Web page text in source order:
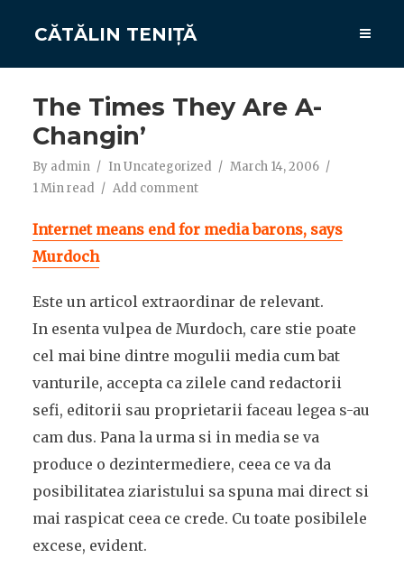
CĂTĂLIN TENIȚĂ
The Times They Are A-
Changin’
By admin InUncategorized
March 14, 2006
1 Min read
Add comment
Internet means end for media barons, says
Murdoch
Este un articol extraordinar de relevant.
In esenta vulpea de Murdoch, care stie poate
cel mai bine dintre mogulii media cum bat
vanturile, accepta ca zilele cand redactorii
sefi, editorii sau proprietarii faceau legea s-au
cam dus. Pana la urma si in media se va
produce o dezintermediere, ceea ce va da
posibilitatea ziaristului sa spuna mai direct si
mai raspicat ceea ce crede. Cu toate posibilele
excese, evident.